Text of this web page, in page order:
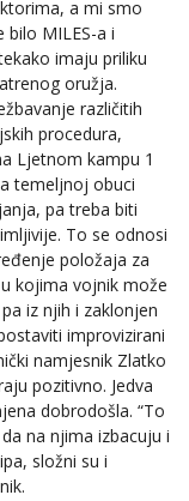
a mi smo
MILES-a i
imaju priliku
oružja.
različitih
procedura,
Ljetnom kampu 1
temeljnoj obuci
pa treba biti
To se odnosi
položaja za
kojima vojnik može
iz njih i zaklonjen
improvizirani
namjesnik Zlatko
pozitivno. Jedva
dobrodošla. “To
na njima izbacuju i
složni su i